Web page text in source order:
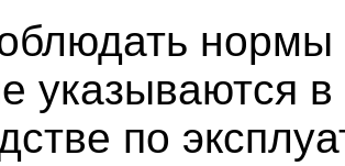
нормы
указываются в
по